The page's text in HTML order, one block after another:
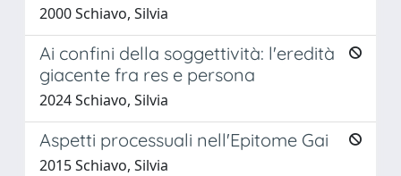
2000 Schiavo, Silvia
Ai confini della soggettività: l'eredità
giacente fra res e persona
2024 Schiavo, Silvia
Aspetti processuali nell'Epitome Gai
2015 Schiavo, Silvia